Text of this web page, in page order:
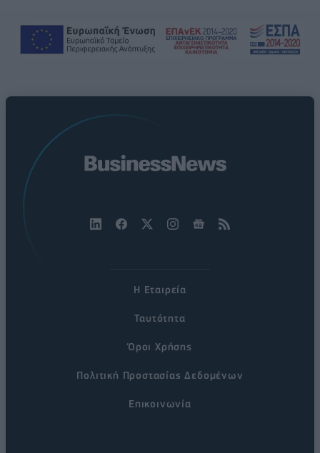
Η Εταιρεία
Ταυτότητα
Όροι Χρήσης
Πολιτική Προστασίας Δεδομένων
Επικοινωνία